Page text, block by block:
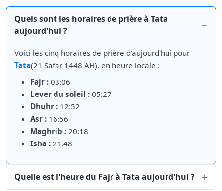
Quels sont les horaires de prière à Tata
aujourd'hui ?
Voici les cinq horaires de prière d'aujourd'hui pour
Tata(21 Safar 1448 AH), en heure locale :
Fajr : 03:06
Lever du soleil : 05:27
Dhuhr : 12:52
Asr : 16:56
Maghrib : 20:18
Isha : 21:48
Quelle est l'heure du Fajr à Tata aujourd'hui ?